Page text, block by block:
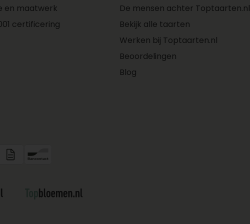
zout,
en maatwerk
certificering
De mensen achter Toptaarten.nl
Bekijk alle taarten
Werken bij Toptaarten.nl
Beoordelingen
Blog